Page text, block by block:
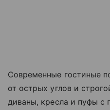
Современные гостиные
от острых углов и
диваны, кресла и пуфы с